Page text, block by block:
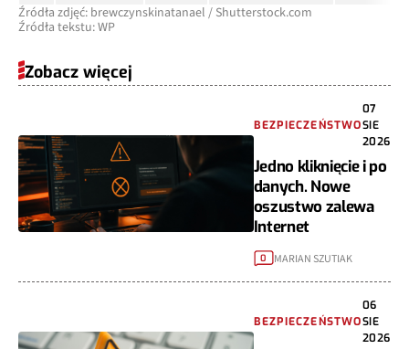
Źródła zdjęć: brewczynskinatanael / Shutterstock.com
Źródła tekstu: WP
Zobacz więcej
BEZPIECZEŃSTWO
07
SIE
2026
Jedno kliknięcie i po
danych. Nowe
oszustwo zalewa
Internet
0 MARIAN SZUTIAK
BEZPIECZEŃSTWO
06
SIE
2026